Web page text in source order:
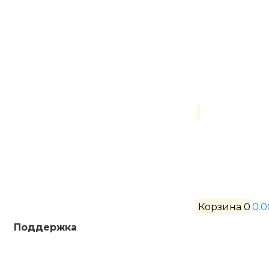
Корзина 0
Поддержка